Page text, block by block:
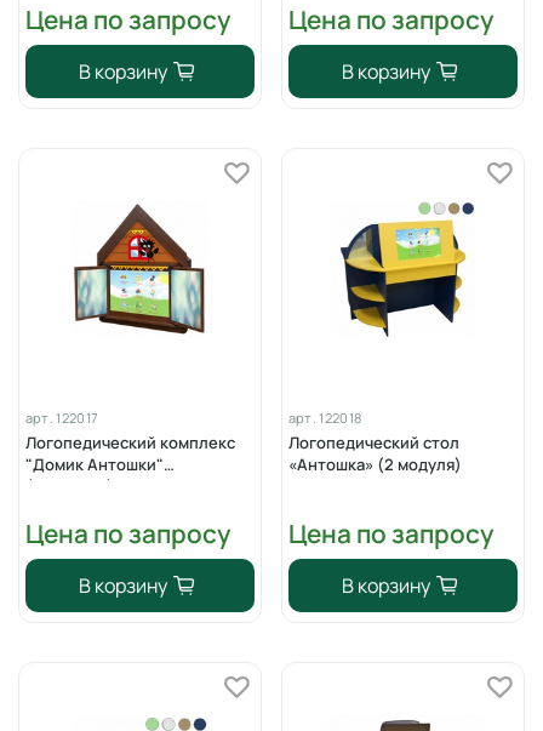
Цена по запросу
В корзину
Цена по запросу
В корзину
арт.122017
Логопедический комплекс
"Домик Антошки"
(навесной)
Цена по запросу
В корзину
арт.122018
Логопедический стол
«Антошка» (2 модуля)
Цена по запросу
В корзину